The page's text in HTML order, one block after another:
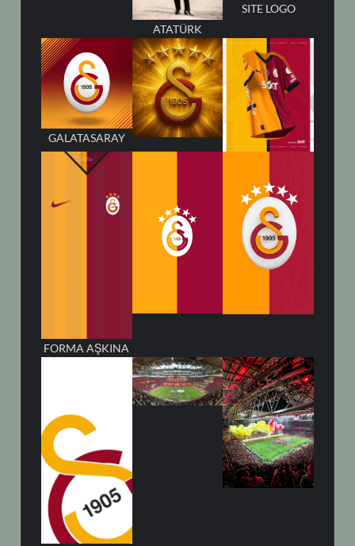
ATATÜRK
SITE LOGO
GALATASARAY
FORMA AŞKINA